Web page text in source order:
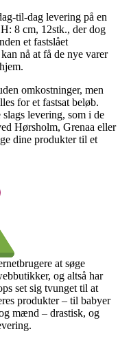
til-dag levering på en
8 cm, 12stk., der dog
et fastslået
nå at få de nye varer
omkostninger, men
for et fastsat beløb.
levering, som i de
Hørsholm, Grenaa eller
dine produkter til et
at søge
og altså har
set sig tvunget til at
produkter – til babyer
mænd – drastisk, og